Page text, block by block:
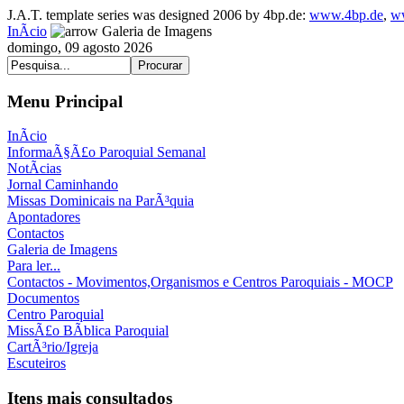
J.A.T. template series was designed 2006 by 4bp.de: www.4bp.de,
InÃ­cio
Galeria de Imagens
domingo, 09 agosto 2026
Menu Principal
InÃ­cio
InformaÃ§Ã£o Paroquial Semanal
NotÃ­cias
Jornal Caminhando
Missas Dominicais na ParÃ³quia
Apontadores
Contactos
Galeria de Imagens
Para ler...
Contactos - Movimentos,Organismos e Centros Paroquiais - MOCP
Documentos
Centro Paroquial
MissÃ£o BÃ­blica Paroquial
CartÃ³rio/Igreja
Escuteiros
Itens mais consultados